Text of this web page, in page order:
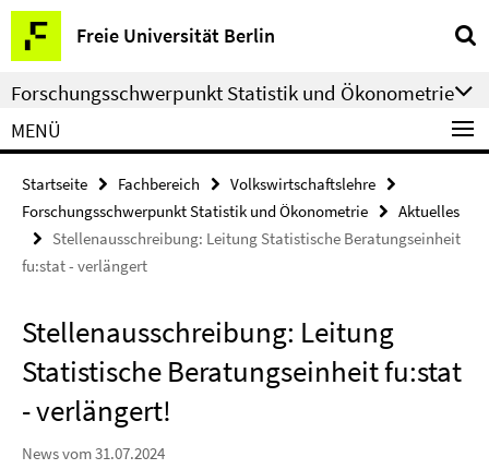
Springe
direkt
zu
Inhalt
Freie Universität Berlin
Service-
Navigation
Forschungsschwerpunkt Statistik und Ökonometrie
MENÜ
Startseite Fachbereich
Volkswirtschaftslehre
Forschungsschwerpunkt Statistik und Ökonometrie
Aktuelles
Stellenausschreibung: Leitung Statistische Beratungseinheit
fu:stat - verlängert
Stellenausschreibung: Leitung
Statistische Beratungseinheit fu:stat
- verlängert!
News vom 31.07.2024